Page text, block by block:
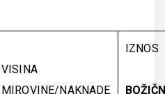
VISINA
MIROVINE/NAKNADE
IZNOS